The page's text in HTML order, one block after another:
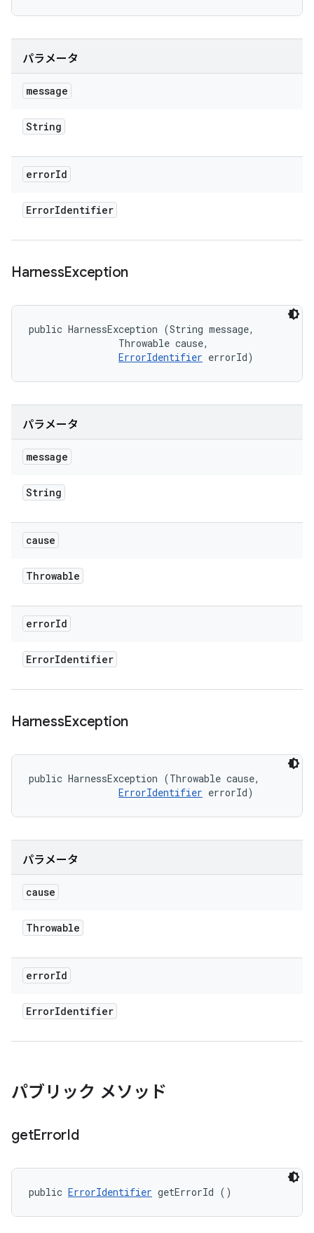
パラメータ
message
String
errorId
ErrorIdentifier
HarnessException
public HarnessException (String message,
                Throwable cause,
ErrorIdentifier errorId)
パラメータ
message
String
cause
Throwable
errorId
ErrorIdentifier
HarnessException
public HarnessException (Throwable cause,
ErrorIdentifier errorId)
パラメータ
cause
Throwable
errorId
ErrorIdentifier
パブリック メソッド
getErrorId
public ErrorIdentifier getErrorId ()